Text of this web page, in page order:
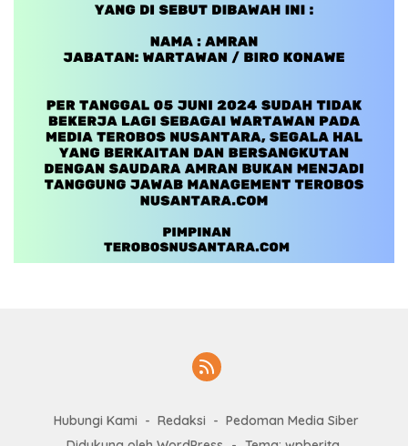
Hubungi Kami Redaksi
Pedoman Media Siber